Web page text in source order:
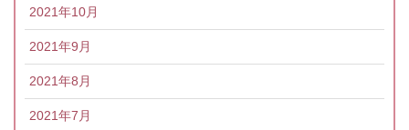
2021年10月
2021年9月
2021年8月
2021年7月